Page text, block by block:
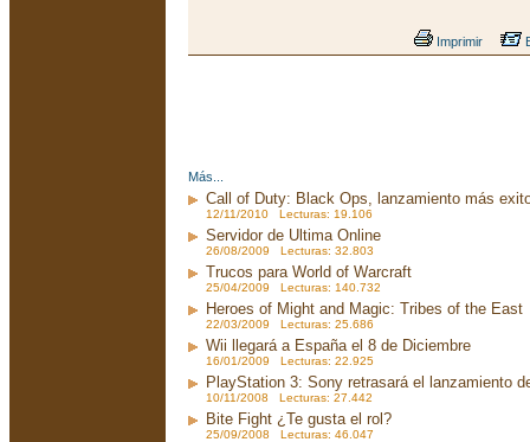
Imprimir
Más...
Call of Duty: Black Ops, lanzamiento más
12/11/2010 Lecturas: 19.106
Servidor de Ultima Online
26/08/2009 Lecturas: 32.803
Trucos para World of Warcraft
25/04/2009 Lecturas: 140.732
Heroes of Might and Magic: Tribes of the East
22/03/2009 Lecturas: 25.686
Wii llegará a España el 8 de Diciembre
16/01/2009 Lecturas: 22.925
PlayStation 3: Sony retrasará el lanzamiento
10/11/2008 Lecturas: 27.442
Bite Fight ¿Te gusta el rol?
25/09/2008 Lecturas: 46.047